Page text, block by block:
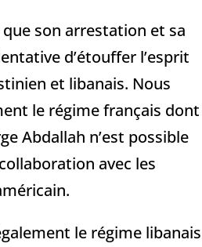
son arrestation et sa
d’étouffer l’esprit
et libanais. Nous
le régime français dont
Abdallah n’est possible
avec les
le régime libanais